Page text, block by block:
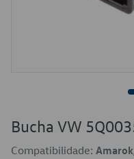
Bucha VW
Compatibilidade: